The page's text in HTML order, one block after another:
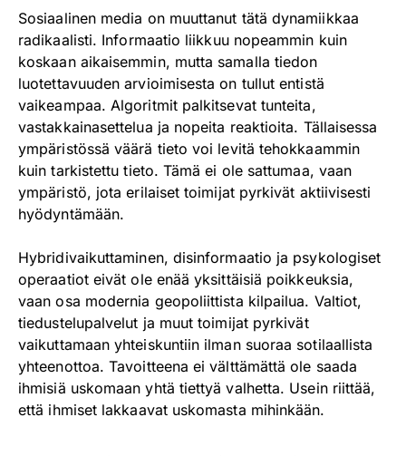
Sosiaalinen media on muuttanut tätä dynamiikkaa
radikaalisti. Informaatio liikkuu nopeammin kuin
koskaan aikaisemmin, mutta samalla tiedon
luotettavuuden arvioimisesta on tullut entistä
vaikeampaa. Algoritmit palkitsevat tunteita,
vastakkainasettelua ja nopeita reaktioita. Tällaisessa
ympäristössä väärä tieto voi levitä tehokkaammin
kuin tarkistettu tieto. Tämä ei ole sattumaa, vaan
ympäristö, jota erilaiset toimijat pyrkivät aktiivisesti
hyödyntämään.
Hybridivaikuttaminen, disinformaatio ja psykologiset
operaatiot eivät ole enää yksittäisiä poikkeuksia,
vaan osa modernia geopoliittista kilpailua. Valtiot,
tiedustelupalvelut ja muut toimijat pyrkivät
vaikuttamaan yhteiskuntiin ilman suoraa sotilaallista
yhteenottoa. Tavoitteena ei välttämättä ole saada
ihmisiä uskomaan yhtä tiettyä valhetta. Usein riittää,
että ihmiset lakkaavat uskomasta mihinkään.